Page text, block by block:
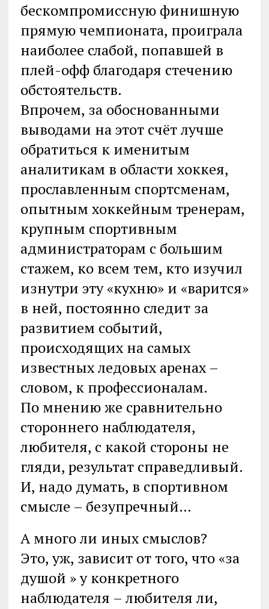
бескомпромиссную финишную
прямую чемпионата, проиграла
наиболее слабой, попавшей в
плей-офф благодаря стечению
обстоятельств.
Впрочем, за обоснованными
выводами на этот счёт лучше
обратиться к именитым
аналитикам в области хоккея,
прославленным спортсменам,
опытным хоккейным тренерам,
крупным спортивным
администраторам с большим
стажем, ко всем тем, кто изучил
изнутри эту «кухню» и «варится»
в ней, постоянно следит за
развитием событий,
происходящих на самых
известных ледовых аренах –
словом, к профессионалам.
По мнению же сравнительно
стороннего наблюдателя,
любителя, с какой стороны не
гляди, результат справедливый.
И, надо думать, в спортивном
смысле – безупречный…
А много ли иных смыслов?
Это, уж, зависит от того, что «за
душой » у конкретного
наблюдателя – любителя ли,